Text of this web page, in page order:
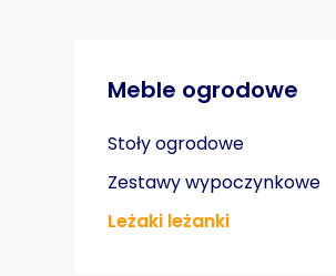
Meble ogrodowe
Stoły ogrodowe
Zestawy wypoczynkowe
Leżaki leżanki